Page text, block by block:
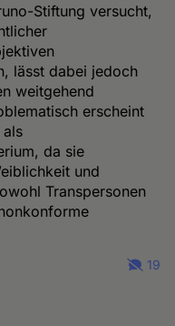
Stiftung versucht,
lässt dabei jedoch
weitgehend
erscheint
da sie
und
Transpersonen
19